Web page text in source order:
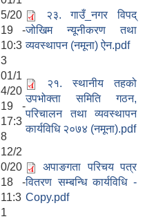
5/20
19 -
10:3
3
२३. गाउँ_नगर विपद्
जोखिम न्यूनीकरण तथा
व्यवस्थापन (नमूना) ऐन.pdf
01/1
4/20
19 -
17:3
8
२१. स्थानीय तहको
उपभोक्ता समिति गठन,
परिचालन तथा व्यवस्थापन
कार्यविधि २०७४ (नमूना).pdf
12/2
0/20
18 -
11:3
1
अपाङगता परिचय पत्र
वितरण सम्बन्धि कार्यविधि -
Copy.pdf